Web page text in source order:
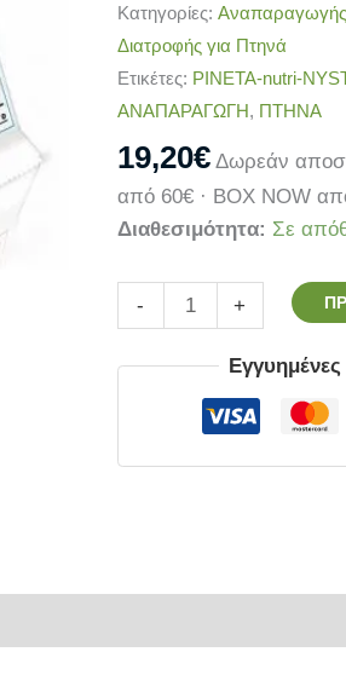
Κατηγορίες:
Διατροφής για Πτηνά
Ετικέτες: PINETA-nutri-
ΑΝΑΠΑΡΑΓΩΓΗ, ΠΤΗΝΑ
19,20€ Δωρεάν
από 60€ · BOX NOW
Διαθεσιμότητα: Σε
- +